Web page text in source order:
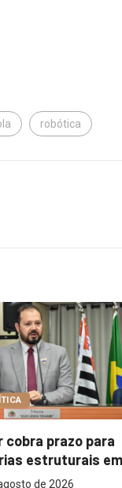
robótica
questiona
sobre
e rede...